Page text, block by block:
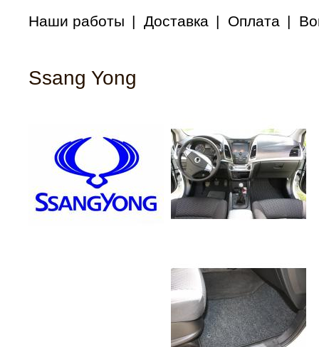
Наши работы Доставка Оплата
Ssang Yong